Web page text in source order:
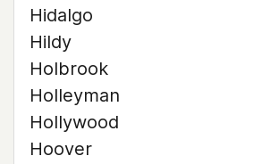
Hidalgo
Hildy
Holbrook
Holleyman
Hollywood
Hoover